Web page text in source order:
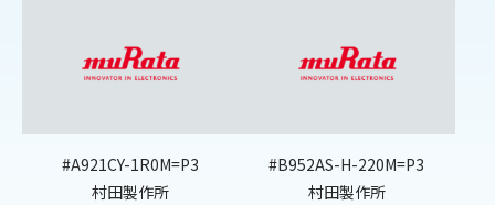
#A921CY-1R0M=P3
村田製作所
#B952AS-H-220M=P3
村田製作所